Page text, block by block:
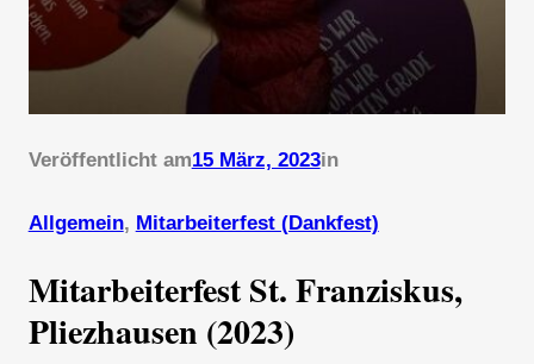
Veröffentlicht am15 März, 2023in
Allgemein, Mitarbeiterfest (Dankfest)
Mitarbeiterfest St. Franziskus,
Pliezhausen (2023)